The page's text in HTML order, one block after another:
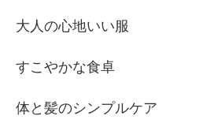
大人の心地いい服
すこやかな食卓
体と髪のシンプルケア